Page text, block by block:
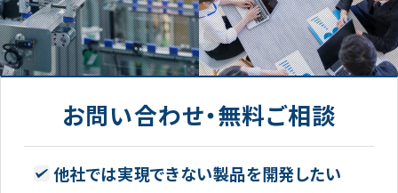
お問い合わせ・無料ご相談
他社では実現できない製品を開発したい